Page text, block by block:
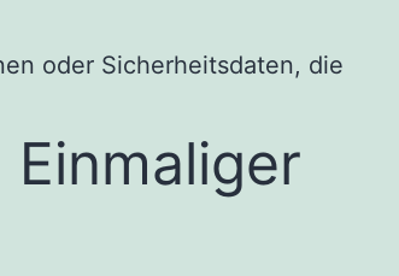
oder Sicherheitsdaten, die
Einmaliger